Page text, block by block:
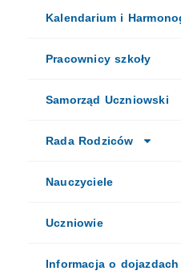
Kalendarium i
Pracownicy szkoły
Samorząd Uczniowski
Rada Rodziców
Nauczyciele
Uczniowie
Informacja o dojazdach